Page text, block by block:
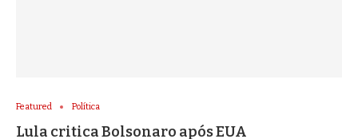
Featured Política
Lula critica Bolsonaro após EUA